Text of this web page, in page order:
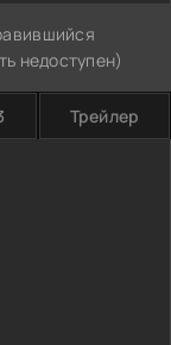
недоступен)
Трейлер